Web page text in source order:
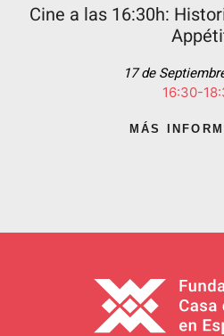
Cine a las 16:30h:
17 de
16:30-
MÁS